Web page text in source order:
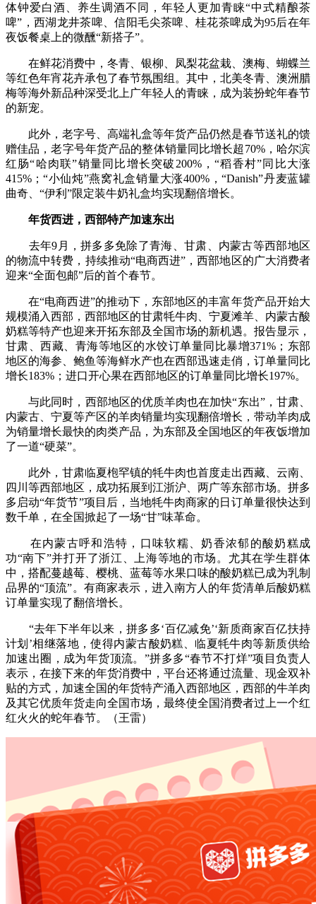
体钟爱白酒、养生调酒不同，年轻人更加青睐“中式精酿茶
啤”，西湖龙井茶啤、信阳毛尖茶啤、桂花茶啤成为95后在年
夜饭餐桌上的微醺“新搭子”。
在鲜花消费中，冬青、银柳、凤梨花盆栽、澳梅、蝴蝶兰
等红色年宵花卉承包了春节氛围组。其中，北美冬青、澳洲腊
梅等海外新品种深受北上广年轻人的青睐，成为装扮蛇年春节
的新宠。
此外，老字号、高端礼盒等年货产品仍然是春节送礼的馈
赠佳品，老字号年货产品的整体销量同比增长超70%，哈尔滨
红肠“哈肉联”销量同比增长突破200%，“稻香村”同比大涨
415%；“小仙炖”燕窝礼盒销量大涨400%，“Danish”丹麦蓝罐
曲奇、“伊利”限定装牛奶礼盒均实现翻倍增长。
年货西进，西部特产加速东出
去年9月，拼多多免除了青海、甘肃、内蒙古等西部地区
的物流中转费，持续推动“电商西进”，西部地区的广大消费者
迎来“全面包邮”后的首个春节。
在“电商西进”的推动下，东部地区的丰富年货产品开始大
规模涌入西部，西部地区的甘肃牦牛肉、宁夏滩羊、内蒙古酸
奶糕等特产也迎来开拓东部及全国市场的新机遇。报告显示，
甘肃、西藏、青海等地区的水饺订单量同比暴增371%；东部
地区的海参、鲍鱼等海鲜水产也在西部迅速走俏，订单量同比
增长183%；进口开心果在西部地区的订单量同比增长197%。
与此同时，西部地区的优质羊肉也在加快“东出”，甘肃、
内蒙古、宁夏等产区的羊肉销量均实现翻倍增长，带动羊肉成
为销量增长最快的肉类产品，为东部及全国地区的年夜饭增加
了一道“硬菜”。
此外，甘肃临夏枹罕镇的牦牛肉也首度走出西藏、云南、
四川等西部地区，成功拓展到江浙沪、两广等东部市场。拼多
多启动“年货节”项目后，当地牦牛肉商家的日订单量很快达到
数千单，在全国掀起了一场“甘”味革命。
在内蒙古呼和浩特，口味软糯、奶香浓郁的酸奶糕成
功“南下”并打开了浙江、上海等地的市场。尤其在学生群体
中，搭配蔓越莓、樱桃、蓝莓等水果口味的酸奶糕已成为乳制
品界的“顶流”。有商家表示，进入南方人的年货清单后酸奶糕
订单量实现了翻倍增长。
“去年下半年以来，拼多多‘百亿减免’‘新质商家百亿扶持
计划’相继落地，使得内蒙古酸奶糕、临夏牦牛肉等新质供给
加速出圈，成为年货顶流。”拼多多“春节不打烊”项目负责人
表示，在接下来的年货消费中，平台还将通过流量、现金双补
贴的方式，加速全国的年货特产涌入西部地区，西部的牛羊肉
及其它优质年货走向全国市场，最终使全国消费者过上一个红
红火火的蛇年春节。（王雷）